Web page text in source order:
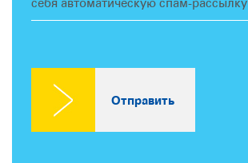
себя автоматическую спам-рассылку.